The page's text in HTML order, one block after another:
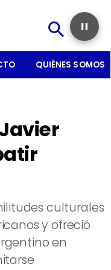
QUIÉNES SOMOS
culturales
y ofreció
en